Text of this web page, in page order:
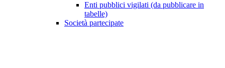
Enti pubblici vigilati (da pubblicare in
tabelle)
Società partecipate